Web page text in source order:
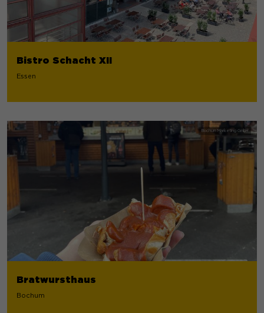
Bistro Schacht XII
Essen
Bratwursthaus
Bochum